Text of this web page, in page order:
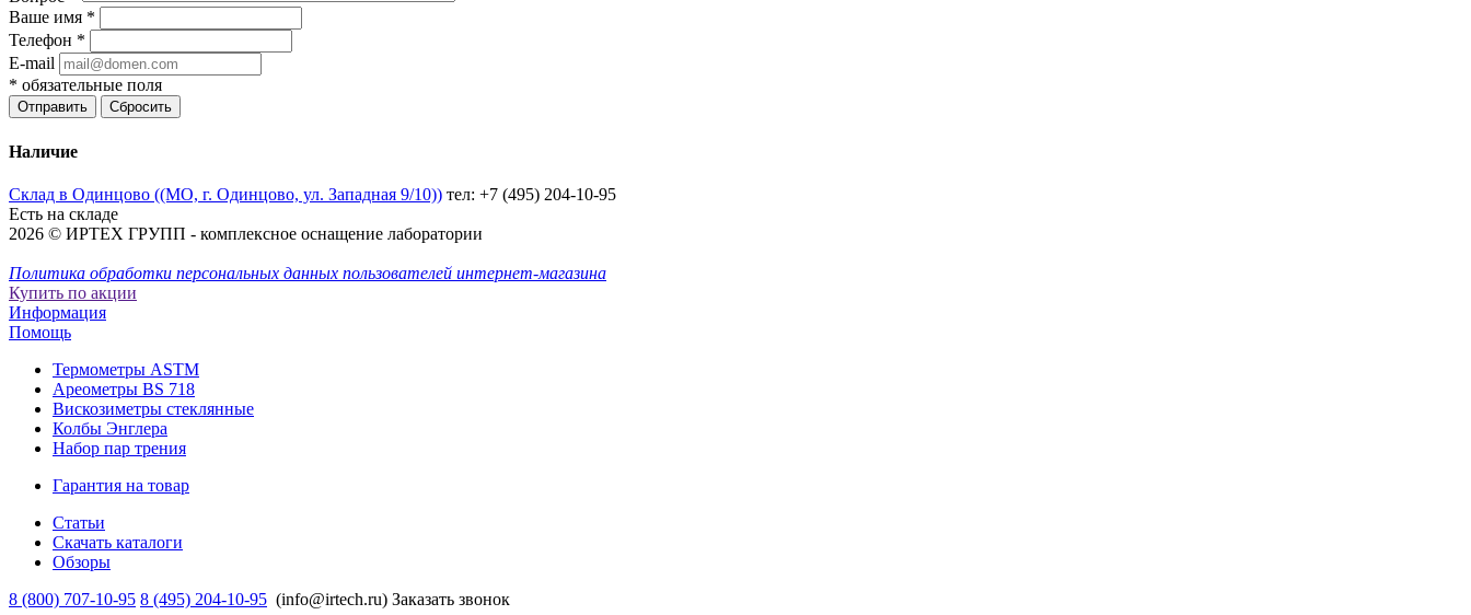
Ваше имя *
Телефон *
E-mail
* обязательные поля
Отправить Сбросить
Наличие
Склад в Одинцово ((МО, г. Одинцово, ул. Западная 9/10)) тел: +7 (495) 204-10-95
Есть на складе
2026 © ИРТЕХ ГРУПП - комплексное оснащение лаборатории
Политика обработки персональных данных пользователей интернет-магазина
Купить по акции
Информация
Помощь
Термометры ASTM
Ареометры BS 718
Вискозиметры стеклянные
Колбы Энглера
Набор пар трения
Гарантия на товар
Статьи
Скачать каталоги
Обзоры
8 (800) 707-10-95 8 (495) 204-10-95 (info@irtech.ru) Заказать звонок